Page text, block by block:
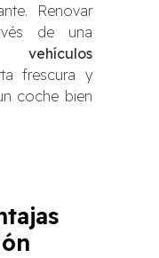
Renovar
de una
vehículos
frescura y
coche bien